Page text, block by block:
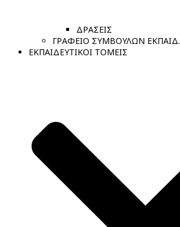
ΔΡΑΣΕΙΣ
ΓΡΑΦΕΙΟ ΣΥΜΒΟΥΛΩΝ ΕΚΠΑΙΔ.
ΕΚΠΑΙΔΕΥΤΙΚΟΙ ΤΟΜΕΙΣ